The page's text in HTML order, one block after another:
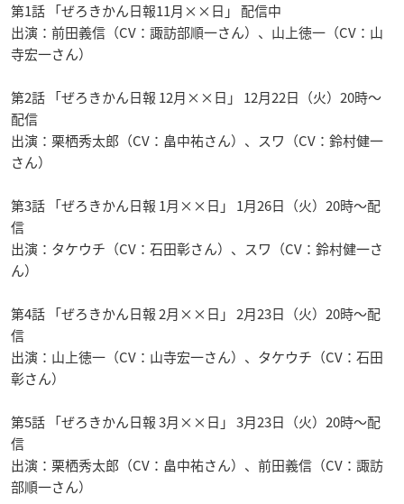
第1話 「ぜろきかん日報11月××日」 配信中
出演：前田義信（CV：諏訪部順一さん）、山上徳一（CV：山
寺宏一さん）
第2話 「ぜろきかん日報 12月××日」 12月22日（火）20時～
配信
出演：栗栖秀太郎（CV：畠中祐さん）、スワ（CV：鈴村健一
さん）
第3話 「ぜろきかん日報 1月××日」 1月26日（火）20時～配
信
出演：タケウチ（CV：石田彰さん）、スワ（CV：鈴村健一さ
ん）
第4話 「ぜろきかん日報 2月××日」 2月23日（火）20時～配
信
出演：山上徳一（CV：山寺宏一さん）、タケウチ（CV：石田
彰さん）
第5話 「ぜろきかん日報 3月××日」 3月23日（火）20時～配
信
出演：栗栖秀太郎（CV：畠中祐さん）、前田義信（CV：諏訪
部順一さん）